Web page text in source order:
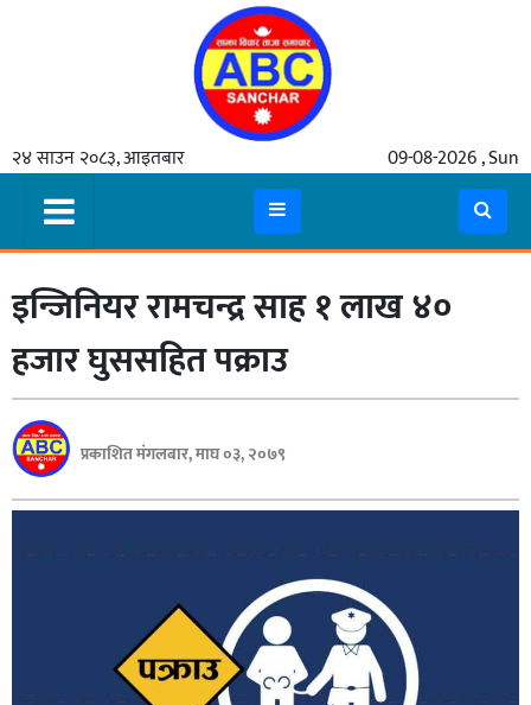
२४ साउन २०८३, आइतबार 09-08-2026 , Sun
समाचार
मुख्य
समाचार
कुटनीती
अर्थ
रसरङ्ग
यौन/
स्वास्थ्य
इन्जिनियर रामचन्द्र साह १ लाख ४०
हजार घुससहित पक्राउ
प्रकाशित मंगलबार, माघ ०३, २०७९